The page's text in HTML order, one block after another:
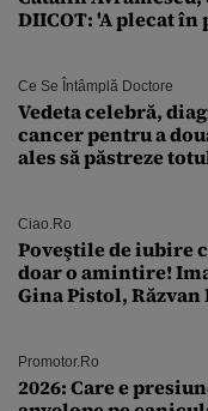
DIICOT: 'A plecat în
Ce Se Întâmplă Doctore
Vedeta celebră,
cancer pentru a
ales să păstreze
Ciao.ro
Poveştile de iubire
doar o amintire!
Gina Pistol, Răzvan
Promotor.ro
2026: Care e